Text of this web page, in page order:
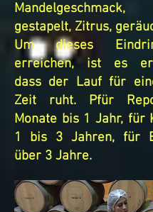
gestapelt, Zitrus,
Um dieses
erreichen, ist es
dass der Lauf für
Zeit ruht. Pfür
Monate bis 1 Jahr, für
1 bis 3 Jahren, für
über 3 Jahre.